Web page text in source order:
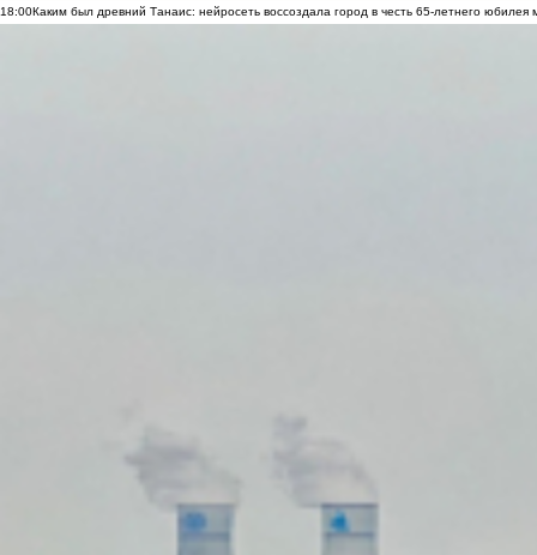
18:00Каким был древний Танаис: нейросеть воссоздала город в честь 65-летнего юбилея